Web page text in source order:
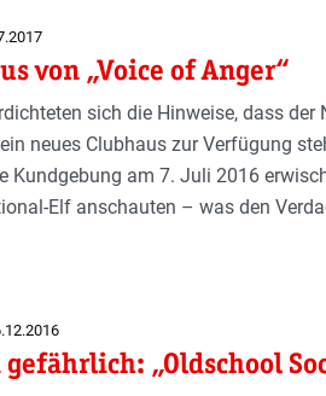
von „Voice of Anger“
sich die Hinweise, dass der
neues Clubhaus zur Verfügung
Kundgebung am 7. Juli 2016
Elf anschauten – was den
„Oldschool